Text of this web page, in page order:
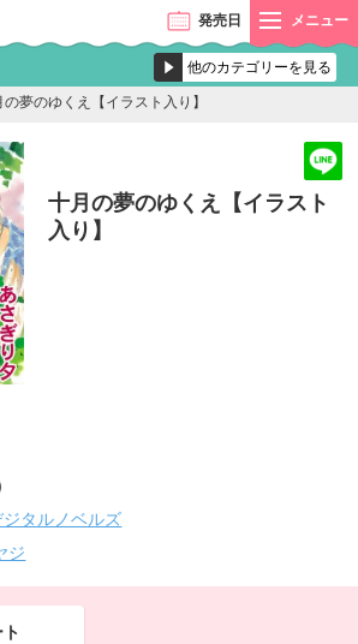
発売日 メニュー
の夢のゆくえ【イラスト入り】
十月の夢のゆくえ【イラスト
入り】
ジタルノベルズ
ジ